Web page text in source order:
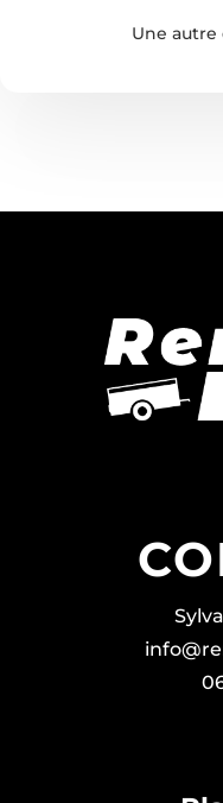
Une autre